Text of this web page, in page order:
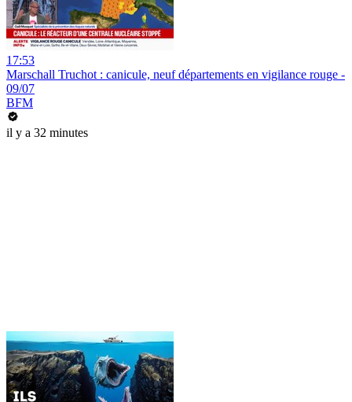
17:53
Marschall Truchot : canicule, neuf départements en vigilance rouge -
09/07
BFM
il y a 32 minutes